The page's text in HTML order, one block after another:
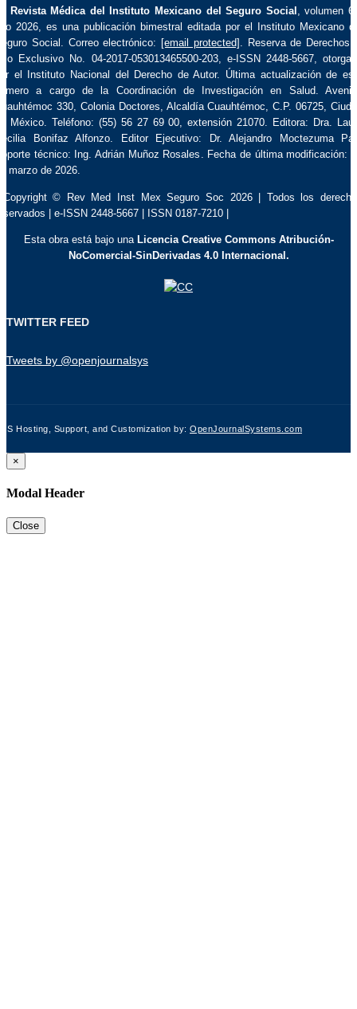
Revista Médica del Instituto Mexicano del Seguro Social , volumen
2026, es una publicación bimestral editada por el Instituto Mexicano
Social. Correo electrónico: [email protected] . Reserva de Derechos
Exclusivo No. 04-2017-053013465500-203, e-ISSN 2448-5667,
el Instituto Nacional del Derecho de Autor. Última actualización de
a cargo de la Coordinación de Investigación en Salud.
330, Colonia Doctores, Alcaldía Cuauhtémoc, C.P. 06725,
México. Teléfono: (55) 56 27 69 00, extensión 21070. Editora: Dra.
Bonifaz Alfonzo. Editor Ejecutivo: Dr. Alejandro Moctezuma
técnico: Ing. Adrián Muñoz Rosales. Fecha de última modificación:
marzo de 2026.
© Rev Med Inst Mex Seguro Soc 2026 | Todos los
| e-ISSN 2448-5667 | ISSN 0187-7210 |
Esta obra está bajo una Licencia Creative Commons Atribución-
NoComercial-SinDerivadas 4.0 Internacional.
TWITTER FEED
Tweets by @openjournalsys
Hosting, Support, and Customization by: OpenJournalSystems.com
×
Modal Header
Close